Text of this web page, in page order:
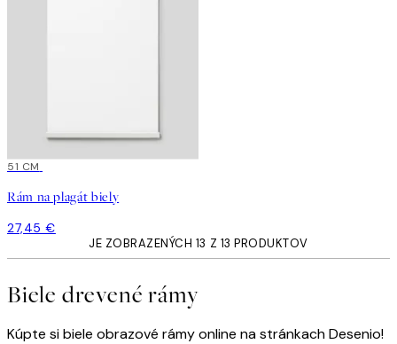
51 CM
Rám na plagát biely
27,45 €
JE ZOBRAZENÝCH 13 Z 13 PRODUKTOV
Biele drevené rámy
Kúpte si biele obrazové rámy online na stránkach Desenio!